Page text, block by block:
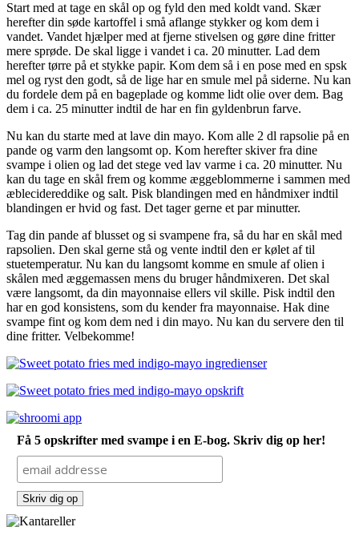
Start med at tage en skål op og fyld den med koldt vand. Skær
herefter din søde kartoffel i små aflange stykker og kom dem i
vandet. Vandet hjælper med at fjerne stivelsen og gøre dine fritter
mere sprøde. De skal ligge i vandet i ca. 20 minutter. Lad dem
herefter tørre på et stykke papir. Kom dem så i en pose med en spsk
mel og ryst den godt, så de lige har en smule mel på siderne. Nu kan
du fordele dem på en bageplade og komme lidt olie over dem. Bag
dem i ca. 25 minutter indtil de har en fin gyldenbrun farve.
Nu kan du starte med at lave din mayo. Kom alle 2 dl rapsolie på en
pande og varm den langsomt op. Kom herefter skiver fra dine
svampe i olien og lad det stege ved lav varme i ca. 20 minutter. Nu
kan du tage en skål frem og komme æggeblommerne i sammen med
æblecidereddike og salt. Pisk blandingen med en håndmixer indtil
blandingen er hvid og fast. Det tager gerne et par minutter.
Tag din pande af blusset og si svampene fra, så du har en skål med
rapsolien. Den skal gerne stå og vente indtil den er kølet af til
stuetemperatur. Nu kan du langsomt komme en smule af olien i
skålen med æggemassen mens du bruger håndmixeren. Det skal
være langsomt, da din mayonnaise ellers vil skille. Pisk indtil den
har en god konsistens, som du kender fra mayonnaise. Hak dine
svampe fint og kom dem ned i din mayo. Nu kan du servere den til
dine fritter. Velbekomme!
Få 5 opskrifter med svampe i en E-bog. Skriv dig op her!